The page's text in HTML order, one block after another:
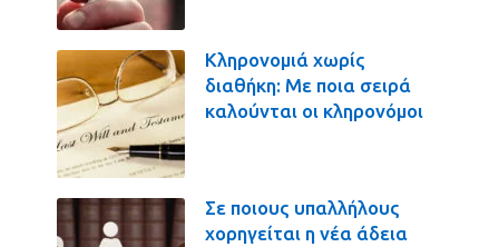
Κληρονομιά χωρίς
διαθήκη: Με ποια σειρά
καλούνται οι κληρονόμοι
Σε ποιους υπαλλήλους
χορηγείται η νέα άδεια